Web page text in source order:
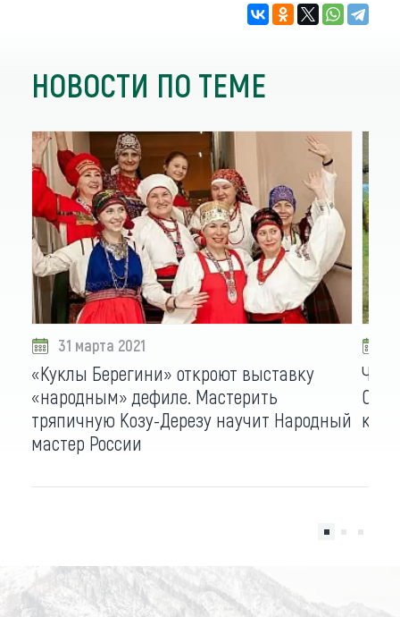
НОВОСТИ ПО ТЕМЕ
31 марта 2021
«Куклы Берегини» откроют выставку
«народным» дефиле. Мастерить
тряпичную Козу-Дерезу научит Народный
мастер России